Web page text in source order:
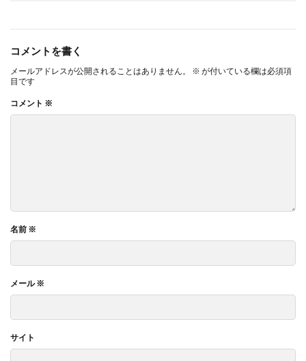
コメントを書く
メールアドレスが公開されることはありません。 ※ が付いている欄は必須項
目です
コメント ※
名前 ※
メール※
サイト